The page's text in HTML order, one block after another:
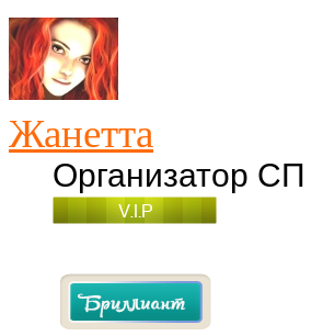
Жанетта
Организатор СП